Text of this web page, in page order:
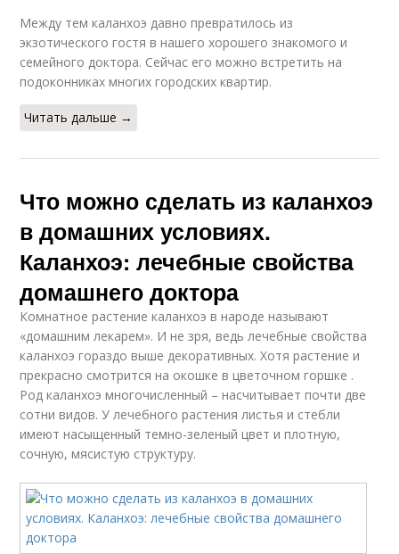
Между тем каланхоэ давно превратилось из
экзотического гостя в нашего хорошего знакомого и
семейного доктора. Сейчас его можно встретить на
подоконниках многих городских квартир.
Читать дальше →
Что можно сделать из каланхоэ
в домашних условиях.
Каланхоэ: лечебные свойства
домашнего доктора
Комнатное растение каланхоэ в народе называют
«домашним лекарем». И не зря, ведь лечебные свойства
каланхоэ гораздо выше декоративных. Хотя растение и
прекрасно смотрится на окошке в цветочном горшке .
Род каланхоэ многочисленный – насчитывает почти две
сотни видов. У лечебного растения листья и стебли
имеют насыщенный темно-зеленый цвет и плотную,
сочную, мясистую структуру.